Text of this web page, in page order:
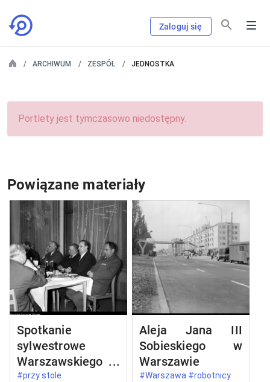
Zaloguj się
ARCHIWUM ZESPÓŁ JEDNOSTKA
Portlety jest tymczasowo niedostępny.
Powiązane materiały
Spotkanie
sylwestrowe
Warszawskiego
Komitetu
#przy stole
Aleja Jana III
Sobieskiego w
Warszawie
#Warszawa #robotnicy